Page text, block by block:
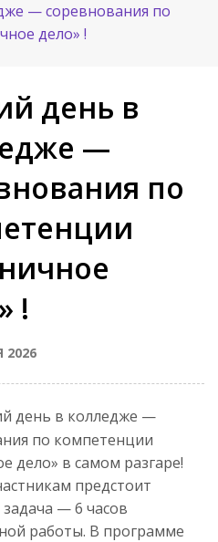
— соревнования по
дело» !
день в
—
по
!
2026
день в колледже —
по компетенции
дело» в самом разгаре!
предстоит
задача — 6 часов
работы. В программе